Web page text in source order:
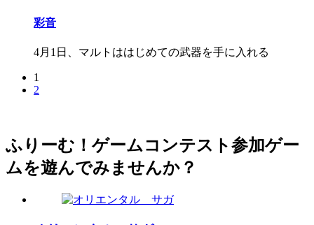
彩音
4月1日、マルトははじめての武器を手に入れる
1
2
ふりーむ！ゲームコンテスト参加ゲー
ムを遊んでみませんか？